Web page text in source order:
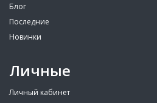
Блог
Последние
Новинки
Личные
Личный кабинет